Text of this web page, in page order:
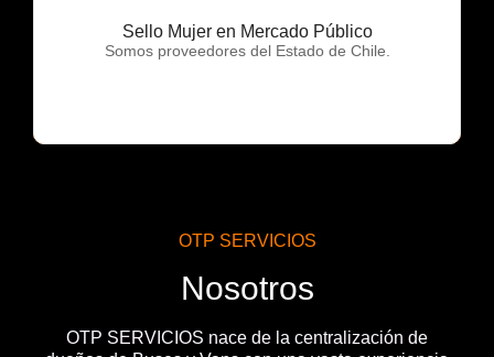
Sello Mujer en Mercado Público
Somos proveedores del Estado de Chile.
OTP Servicios
OTP SERVICIOS
Nosotros
OTP SERVICIOS nace de la centralización de